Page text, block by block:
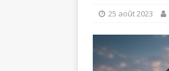
25 août 2023